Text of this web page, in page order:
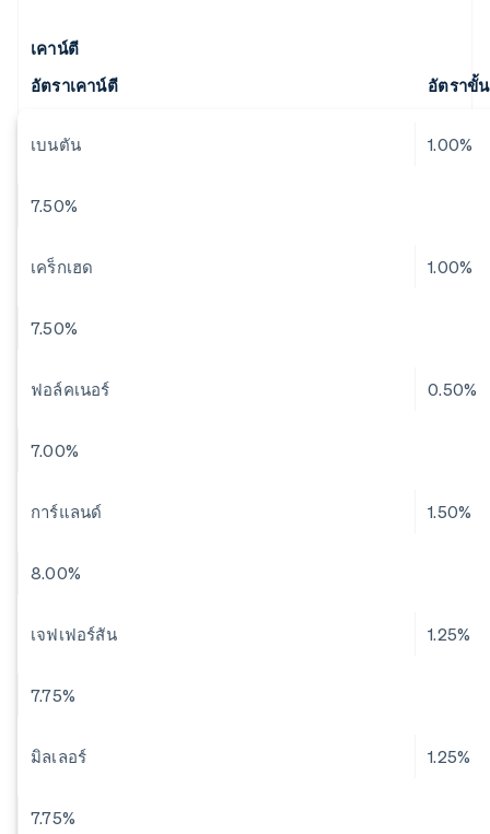
เคาน์ตี
อัตราเคาน์ตี
อัตราขั้
เบนตัน 1.00%
7.50%
เคร็กเฮด 1.00%
7.50%
ฟอล์คเนอร์ 0.50%
7.00%
การ์แลนด์ 1.50%
8.00%
เจฟเฟอร์สัน 1.25%
7.75%
มิลเลอร์ 1.25%
7.75%